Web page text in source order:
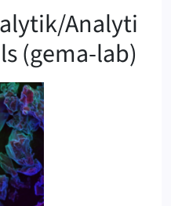
Analyti
(gema-lab)